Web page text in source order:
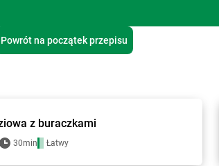
Powrót na początek przepisu
z buraczkami
30min Łatwy